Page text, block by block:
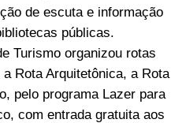
de escuta e informação
públicas.
Turismo organizou rotas
Rota Arquitetônica, a Rota
pelo programa Lazer para
com entrada gratuita aos